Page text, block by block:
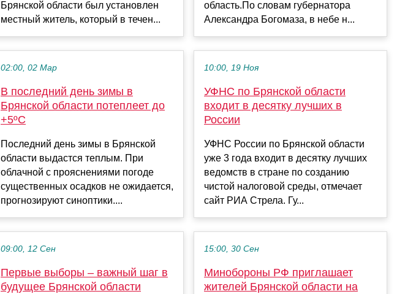
Брянской области был установлен
местный житель, который в течен...
02:00, 02 Мар
В последний день зимы в
Брянской области потеплеет до
+5ºC
Последний день зимы в Брянской
области выдастся теплым. При
облачной с прояснениями погоде
существенных осадков не ожидается,
прогнозируют синоптики....
09:00, 12 Сен
Первые выборы – важный шаг в
будущее Брянской области
область.По словам губернатора
Александра Богомаза, в небе н...
10:00, 19 Ноя
УФНС по Брянской области
входит в десятку лучших в
России
УФНС России по Брянской области
уже 3 года входит в десятку лучших
ведомств в стране по созданию
чистой налоговой среды, отмечает
сайт РИА Стрела. Гу...
15:00, 30 Сен
Минобороны РФ приглашает
жителей Брянской области на